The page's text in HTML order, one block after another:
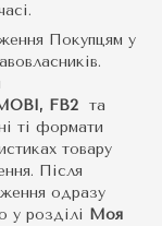
Покупцям у
FB2 та
ті формати
товару
Після
одразу
у розділі Моя